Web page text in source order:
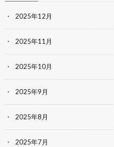
2025年12月
2025年11月
2025年10月
2025年9月
2025年8月
2025年7月